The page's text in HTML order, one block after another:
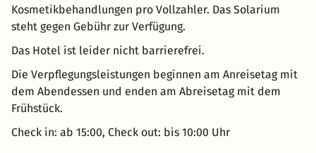
Kosmetikbehandlungen pro Vollzahler. Das Solarium
steht gegen Gebühr zur Verfügung.
Das Hotel ist leider nicht barrierefrei.
Die Verpflegungsleistungen beginnen am Anreisetag mit
dem Abendessen und enden am Abreisetag mit dem
Frühstück.
Check in: ab 15:00, Check out: bis 10:00 Uhr